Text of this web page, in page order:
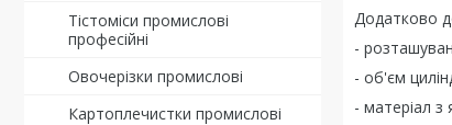
Тістоміси промислові
професійні
Овочерізки промислові
Картоплечистки промислові
Додатково
-
- об'єм
- матеріал з